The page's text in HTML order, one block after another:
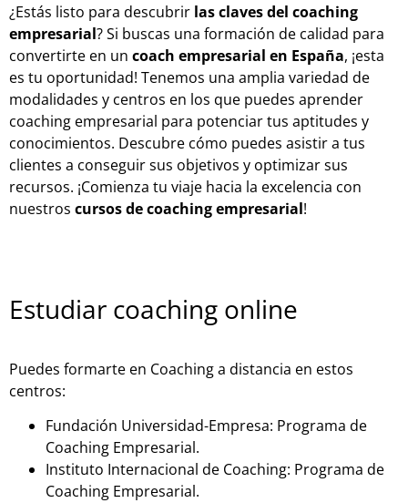
¿Estás listo para descubrir las claves del coaching
empresarial? Si buscas una formación de calidad para
convertirte en un coach empresarial en España, ¡esta
es tu oportunidad! Tenemos una amplia variedad de
modalidades y centros en los que puedes aprender
coaching empresarial para potenciar tus aptitudes y
conocimientos. Descubre cómo puedes asistir a tus
clientes a conseguir sus objetivos y optimizar sus
recursos. ¡Comienza tu viaje hacia la excelencia con
nuestros cursos de coaching empresarial!
Estudiar coaching online
Puedes formarte en Coaching a distancia en estos
centros:
Fundación Universidad-Empresa: Programa de
Coaching Empresarial.
Instituto Internacional de Coaching: Programa de
Coaching Empresarial.